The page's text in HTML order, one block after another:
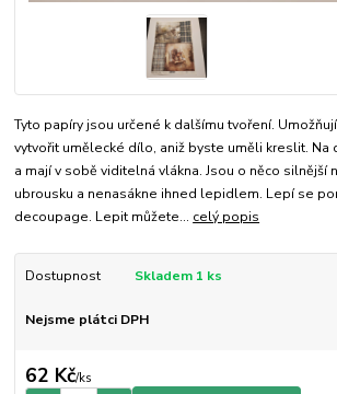
Tyto papíry jsou určené k dalšímu tvoření.
vytvořit umělecké dílo, aniž byste uměli kreslit. Na
a mají v sobě viditelná vlákna. Jsou o něco silnější
ubrousku a nenasákne ihned lepidlem. Lepí se
decoupage. Lepit můžete... celý popis
Dostupnost Skladem 1 ks
Nejsme plátci DPH
62 Kč/ks